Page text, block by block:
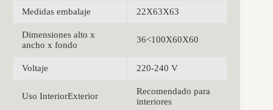
Medidas embalaje 22X63X63
Dimensiones alto x
ancho x fondo
36<100X60X60
Voltaje 220-240 V
Uso InteriorExterior
Recomendado para
interiores